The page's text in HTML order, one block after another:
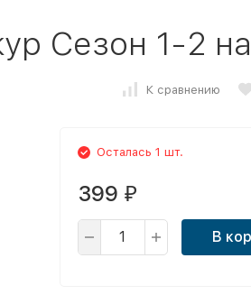
Сезон 1-2
К сравнению
Осталась 1 шт.
399 ₽
В